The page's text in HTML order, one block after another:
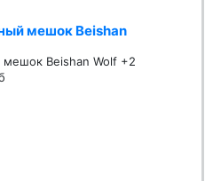
мешок Beishan
Beishan Wolf +2